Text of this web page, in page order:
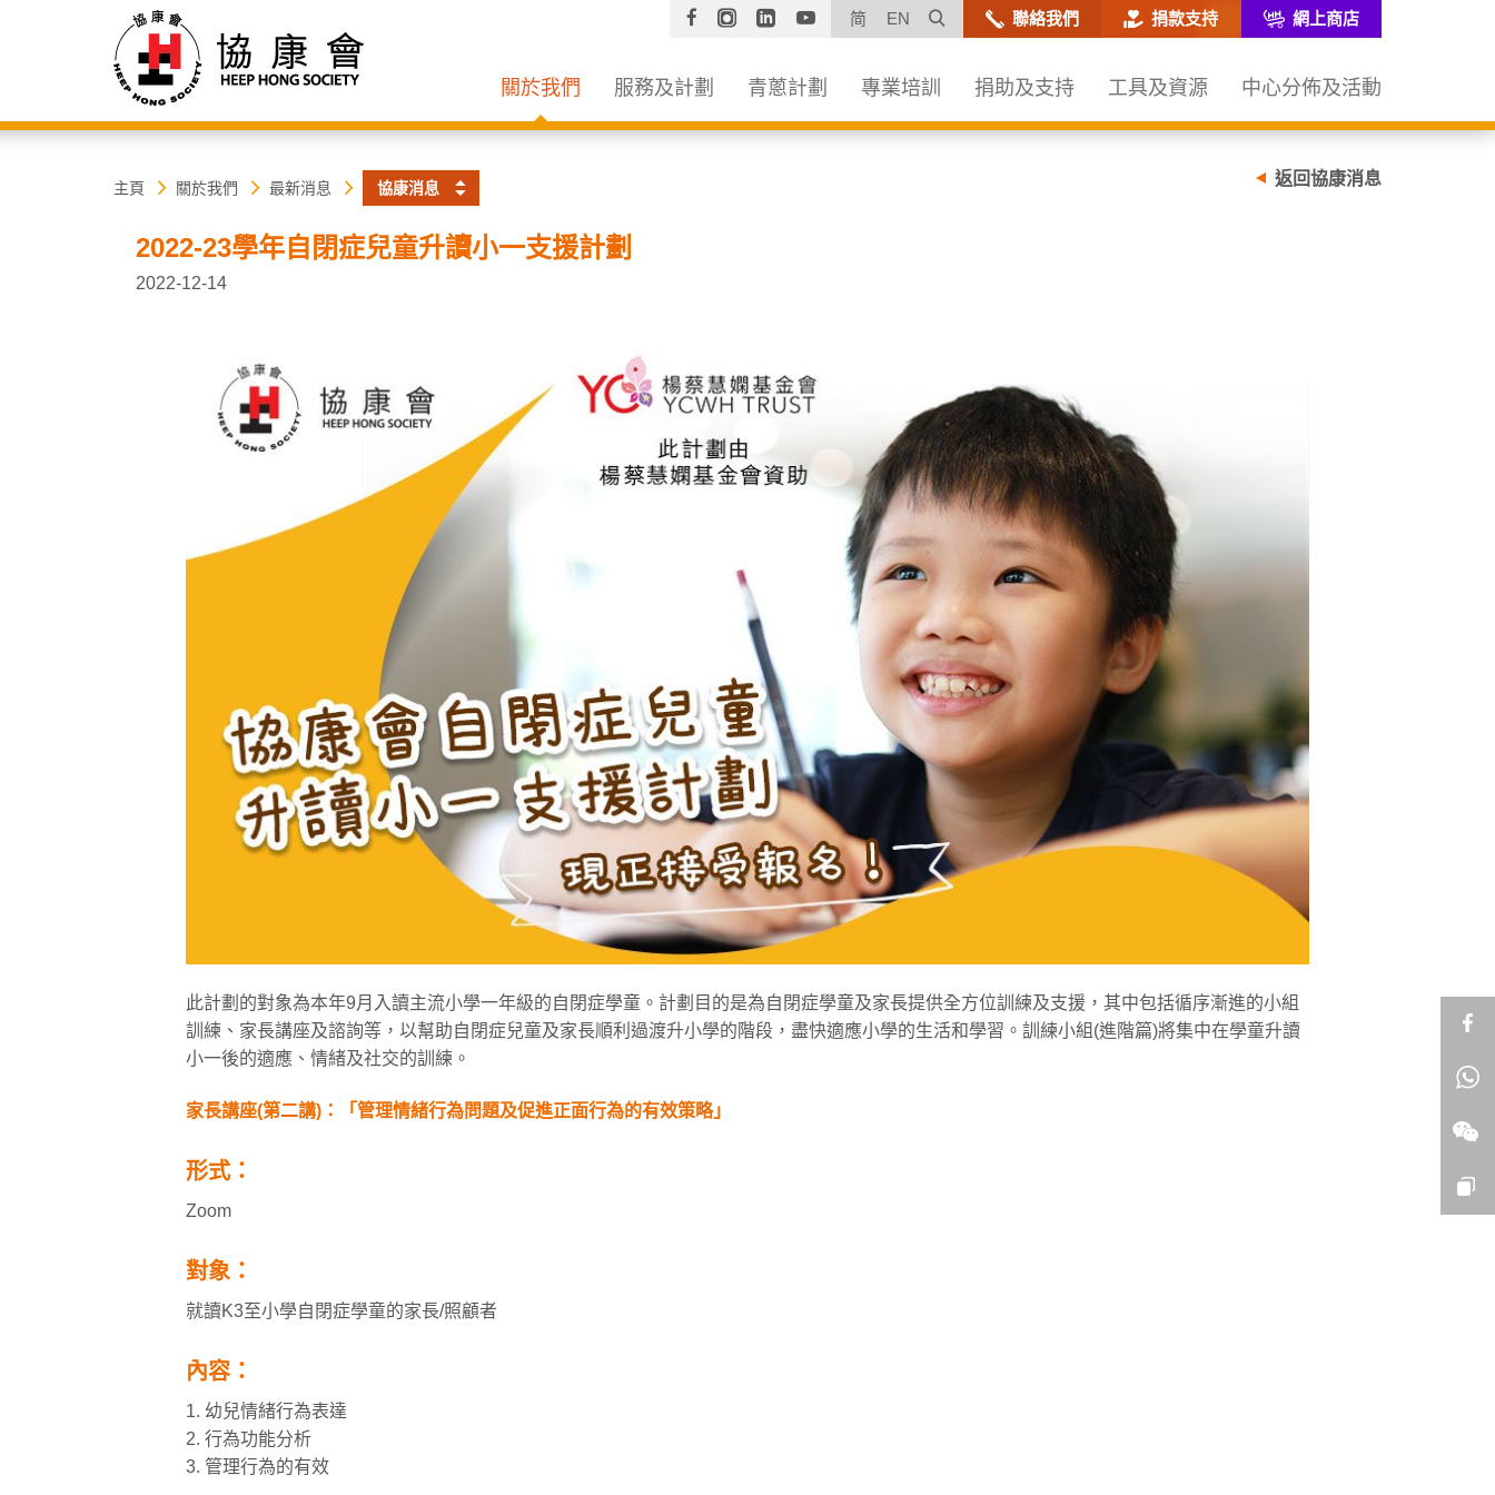
FacebookInstagram
LinkedinYouTube
简 EN 打開網站搜尋框
聯絡我們 捐款支持 網上商店
關於我們 服務及計劃 青蔥計劃 專業培訓 捐助及支持 工具及資源 中心分佈及活動
主頁 關於我們 最新消息 協康消息
返回協康消息
2022-23學年自閉症兒童升讀小一支援計劃
2022-12-14
此計劃的對象為本年9月入讀主流小學一年級的自閉症學童。計劃目的是為自閉症學童及家長提供全方位訓練及支援，其中包括循序漸進的小組
訓練、家長講座及諮詢等，以幫助自閉症兒童及家長順利過渡升小學的階段，盡快適應小學的生活和學習。訓練小組(進階篇)將集中在學童升讀
小一後的適應、情緒及社交的訓練。
家長講座(第二講)：「管理情緒行為問題及促進正面行為的有效策略」
形式：
Zoom
對象：
就讀K3至小學自閉症學童的家長/照顧者
內容：
1. 幼兒情緒行為表達
2. 行為功能分析
3. 管理行為的有效